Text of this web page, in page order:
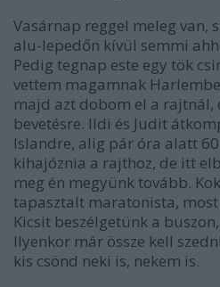
Vasárnap reggel meleg van,
alu-lepedőn kívül semmi
Pedig tegnap este egy tök
vettem magamnak
majd azt dobom el a rajtnál,
bevetésre. Ildi és Judit
Islandre, alig pár óra alatt
kihajóznia a rajthoz, de itt
meg én megyünk tovább.
tapasztalt maratonista,
Kicsit beszélgetünk a
Ilyenkor már össze kell
kis csönd neki is, nekem is.